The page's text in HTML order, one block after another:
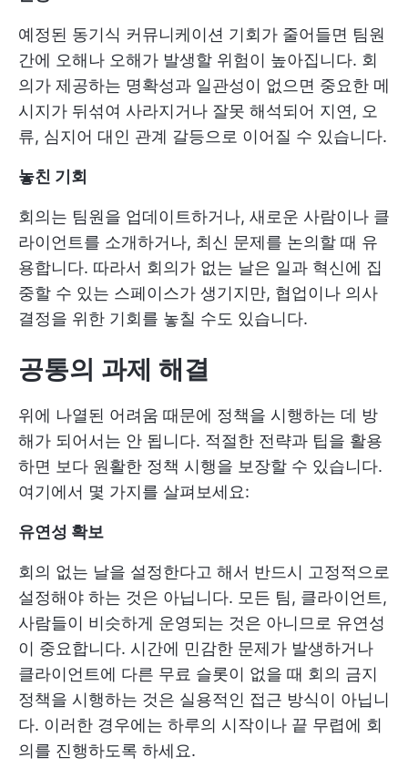
예정된 동기식 커뮤니케이션 기회가 줄어들면 팀원
간에 오해나 오해가 발생할 위험이 높아집니다. 회
의가 제공하는 명확성과 일관성이 없으면 중요한 메
시지가 뒤섞여 사라지거나 잘못 해석되어 지연, 오
류, 심지어 대인 관계 갈등으로 이어질 수 있습니다.
놓친 기회
회의는 팀원을 업데이트하거나, 새로운 사람이나 클
라이언트를 소개하거나, 최신 문제를 논의할 때 유
용합니다. 따라서 회의가 없는 날은 일과 혁신에 집
중할 수 있는 스페이스가 생기지만, 협업이나 의사
결정을 위한 기회를 놓칠 수도 있습니다.
공통의 과제 해결
위에 나열된 어려움 때문에 정책을 시행하는 데 방
해가 되어서는 안 됩니다. 적절한 전략과 팁을 활용
하면 보다 원활한 정책 시행을 보장할 수 있습니다.
여기에서 몇 가지를 살펴보세요:
유연성 확보
회의 없는 날을 설정한다고 해서 반드시 고정적으로
설정해야 하는 것은 아닙니다. 모든 팀, 클라이언트,
사람들이 비슷하게 운영되는 것은 아니므로 유연성
이 중요합니다. 시간에 민감한 문제가 발생하거나
클라이언트에 다른 무료 슬롯이 없을 때 회의 금지
정책을 시행하는 것은 실용적인 접근 방식이 아닙니
다. 이러한 경우에는 하루의 시작이나 끝 무렵에 회
의를 진행하도록 하세요.